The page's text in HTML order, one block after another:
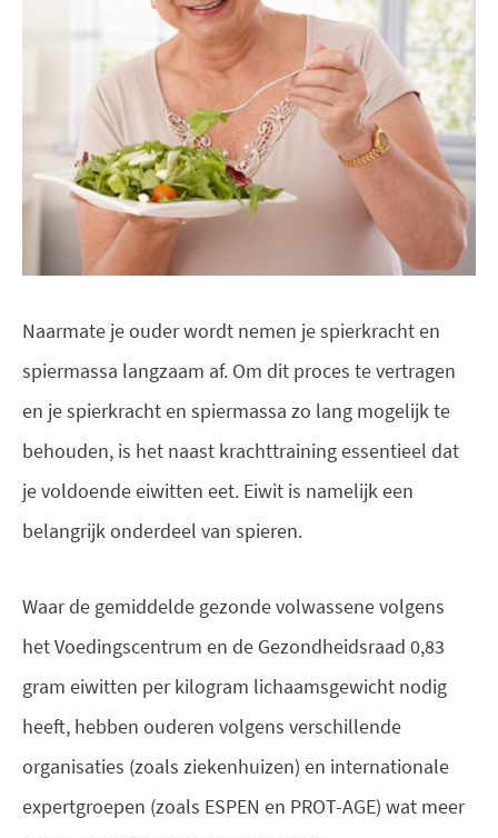
Naarmate je ouder wordt nemen je spierkracht en
spiermassa langzaam af. Om dit proces te vertragen
en je spierkracht en spiermassa zo lang mogelijk te
behouden, is het naast krachttraining essentieel dat
je voldoende eiwitten eet. Eiwit is namelijk een
belangrijk onderdeel van spieren.
Waar de gemiddelde gezonde volwassene volgens
het Voedingscentrum en de Gezondheidsraad 0,83
gram eiwitten per kilogram lichaamsgewicht nodig
heeft, hebben ouderen volgens verschillende
organisaties (zoals ziekenhuizen) en internationale
expertgroepen (zoals ESPEN en PROT-AGE) wat meer